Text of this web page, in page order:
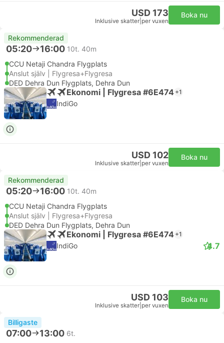
USD 173
Inklusive skatter per vuxen
Boka nu
Rekommenderad
05:20 16:00 10t. 40m
CCU Netaji Chandra Flygplats
Anslut själv | Flygresa+Flygresa
DED Dehra Dun Flygplats, Dehra Dun
Ekonomi | Flygresa #6E474 +1
IndiGo
USD 102
Inklusive skatter per vuxen
Boka nu
Rekommenderad
05:20 16:00 10t. 40m
CCU Netaji Chandra Flygplats
Anslut själv | Flygresa+Flygresa
DED Dehra Dun Flygplats, Dehra Dun
Ekonomi | Flygresa #6E474 +1
IndiGo 4.7
USD 103
Inklusive skatter per vuxen
Boka nu
Billigaste
07:00 13:00 6t.